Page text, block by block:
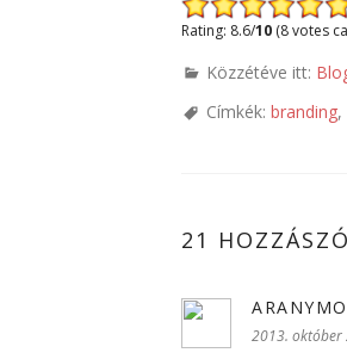
Rating: 8.6/10 (8 votes
Közzétéve itt:
Címkék: branding,
21
2013. október